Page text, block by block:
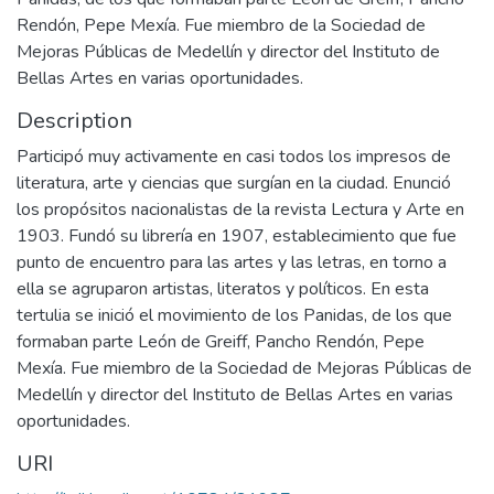
Rendón, Pepe Mexía. Fue miembro de la Sociedad de
Mejoras Públicas de Medellín y director del Instituto de
Bellas Artes en varias oportunidades.
Description
Participó muy activamente en casi todos los impresos de
literatura, arte y ciencias que surgían en la ciudad. Enunció
los propósitos nacionalistas de la revista Lectura y Arte en
1903. Fundó su librería en 1907, establecimiento que fue
punto de encuentro para las artes y las letras, en torno a
ella se agruparon artistas, literatos y políticos. En esta
tertulia se inició el movimiento de los Panidas, de los que
formaban parte León de Greiff, Pancho Rendón, Pepe
Mexía. Fue miembro de la Sociedad de Mejoras Públicas de
Medellín y director del Instituto de Bellas Artes en varias
oportunidades.
URI